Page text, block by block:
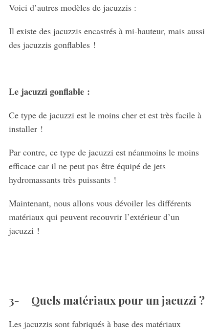
Voici d’autres modèles de jacuzzis :
Il existe des jacuzzis encastrés à mi-hauteur, mais aussi
des jacuzzis gonflables !
Le jacuzzi gonflable :
Ce type de jacuzzi est le moins cher et est très facile à
installer !
Par contre, ce type de jacuzzi est néanmoins le moins
efficace car il ne peut pas être équipé de jets
hydromassants très puissants !
Maintenant, nous allons vous dévoiler les différents
matériaux qui peuvent recouvrir l’extérieur d’un
jacuzzi !
3- Quels matériaux pour un jacuzzi ?
Les jacuzzis sont fabriqués à base des matériaux